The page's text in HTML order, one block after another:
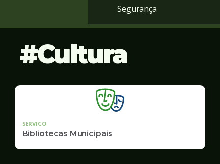
Segurança
Cultura
SERVICO
Bibliotecas Municipais